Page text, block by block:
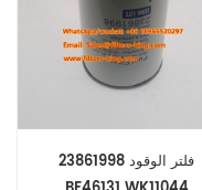
23861998 فلتر الوقود